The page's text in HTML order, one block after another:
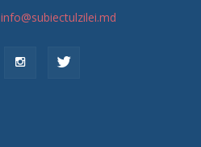
info@subiectulzilei.md